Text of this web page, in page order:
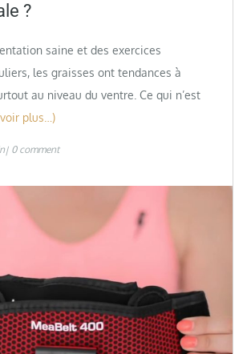
?
saine et des exercices
les graisses ont tendances à
au niveau du ventre. Ce qui n’est
plus…)
0 comment